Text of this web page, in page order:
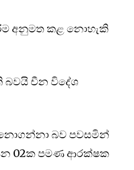
අනුමත කළ නොහැකි
බවයි චීන විදේශ
නොගන්නා බව පවසමින්
02ක පමණ ආරක්ෂක